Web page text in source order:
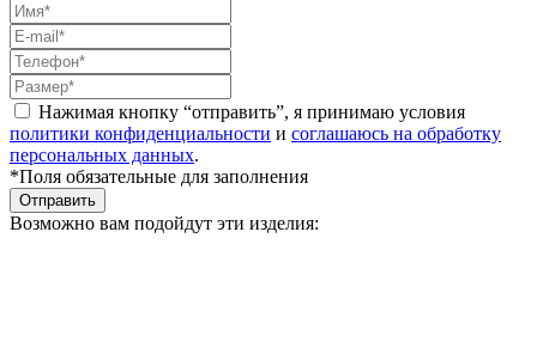
Нажимая кнопку “отправить”, я принимаю условия
политики конфиденциальности и соглашаюсь на обработку
персональных данных.
*Поля обязательные для заполнения
Отправить
Возможно вам подойдут эти изделия: